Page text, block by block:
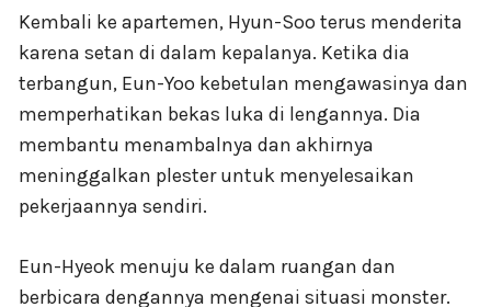
Kembali ke apartemen, Hyun-Soo terus menderita
karena setan di dalam kepalanya. Ketika dia
terbangun, Eun-Yoo kebetulan mengawasinya dan
memperhatikan bekas luka di lengannya. Dia
membantu menambalnya dan akhirnya
meninggalkan plester untuk menyelesaikan
pekerjaannya sendiri.
Eun-Hyeok menuju ke dalam ruangan dan
berbicara dengannya mengenai situasi monster.